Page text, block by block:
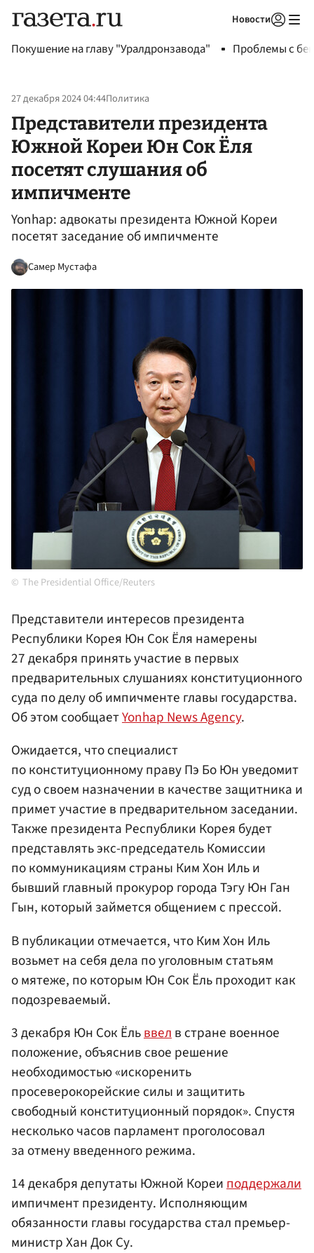
Новости
Покушение на главу "Уралдронзавода" Проблемы с
27 декабря 2024 04:44Политика
Представители президента
Южной Кореи Юн Сок Ёля
посетят слушания об
импичменте
Yonhap: адвокаты президента Южной Кореи
посетят заседание об импичменте
Самер Мустафа
The Presidential Office/Reuters
Представители интересов президента
Республики Корея Юн Сок Ёля намерены
27 декабря принять участие в первых
предварительных слушаниях конституционного
суда по делу об импичменте главы государства.
Об этом сообщаетYonhap News Agency.
Ожидается, что специалист
по конституционному праву Пэ Бо Юн уведомит
суд о своем назначении в качестве защитника и
примет участие в предварительном заседании.
Также президента Республики Корея будет
представлять экс-председатель Комиссии
по коммуникациям страны Ким Хон Иль и
бывший главный прокурор города Тэгу Юн Ган
Гын, который займется общением с прессой.
В публикации отмечается, что Ким Хон Иль
возьмет на себя дела по уголовным статьям
о мятеже, по которым Юн Сок Ёль проходит как
подозреваемый.
3 декабря Юн Сок Ёльввелв стране военное
положение, объяснив свое решение
необходимостью «искоренить
просеверокорейские силы и защитить
свободный конституционный порядок». Спустя
несколько часов парламент проголосовал
за отмену введенного режима.
14 декабря депутаты Южной Кореиподдержали
импичмент президенту. Исполняющим
обязанности главы государства стал премьер-
министр Хан Док Су.